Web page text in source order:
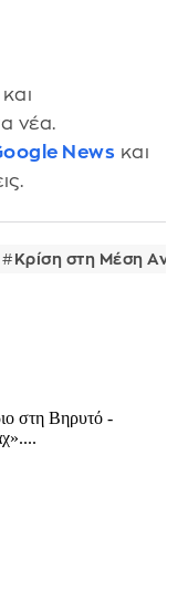
και
νέα.
News και
Κρίση στη Μέση